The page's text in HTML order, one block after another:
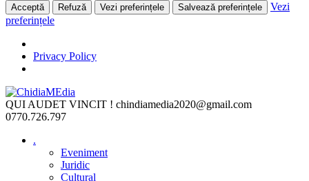
Acceptă Refuză Vezi preferințele Salvează preferințele
Vezi
preferințele
Privacy Policy
Skip
to
content
QUI AUDET VINCIT ! chindiamedia2020@gmail.com
0770.726.797
.
Eveniment
Juridic
Cultural